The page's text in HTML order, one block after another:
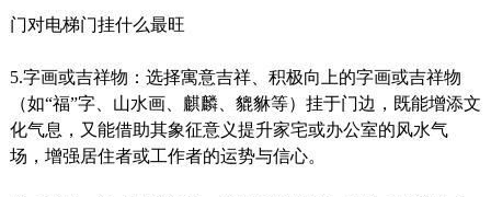
门对电梯门挂什么最旺
5.字画或吉祥物：选择寓意吉祥、积极向上的字画或吉祥物
（如“福”字、山水画、麒麟、貔貅等）挂于门边，既能增添文
化气息，又能借助其象征意义提升家宅或办公室的风水气
场，增强居住者或工作者的运势与信心。